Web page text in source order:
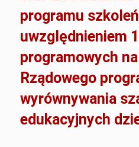
programu
uwzględnieniem
programowych
Rządowego
wyrównywania
edukacyjnych